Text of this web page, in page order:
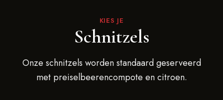
KIES JE
Schnitzels
Onze schnitzels worden standaard geserveerd
met preiselbeerencompote en citroen.